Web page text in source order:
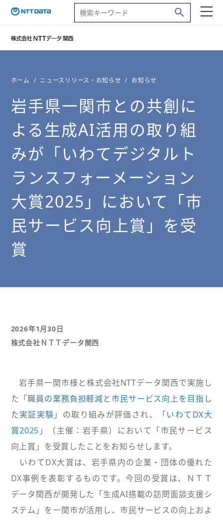
ホーム ニュースリリース・お知らせ お知らせ
岩手県一関市との共創に
よる生成AI活用の取り組
みが「いわてデジタルト
ランスフォーメーション
大賞2025」において「市
民サービス向上賞」を受
賞
2026年1月30日
株式会社ＮＴＴデータ関西
岩手県一関市様と株式会社NTTデータ関西で実施し
た「職員の業務負担軽減と市民サービス向上を目指し
た実証実験 」の取り組みが評価され、「いわてDX大
賞2025 」（主催：岩手県）において「市民サービス
向上賞」を受賞したことをお知らせします。
いわてDX大賞は、岩手県内の企業・団体の優れた
DX事例を表彰するものです。今回の受賞は、ＮＴＴ
データ関西が開発した「生成AI搭載の訪問面談支援シ
ステム」を一関市が活用し、市民サービスの向上およ